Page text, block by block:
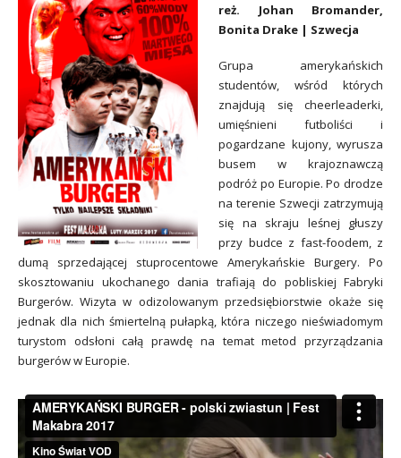
reż. Johan Bromander,
Bonita Drake | Szwecja
Grupa amerykańskich
studentów, wśród których
znajdują się cheerleaderki,
umięśnieni futboliści i
pogardzane kujony, wyrusza
busem w krajoznawczą
podróż po Europie. Po drodze
na terenie Szwecji zatrzymują
się na skraju leśnej głuszy
przy budce z fast-foodem, z
dumą sprzedającej stuprocentowe Amerykańskie Burgery. Po
skosztowaniu ukochanego dania trafiają do pobliskiej Fabryki
Burgerów. Wizyta w odizolowanym przedsiębiorstwie okaże się
jednak dla nich śmiertelną pułapką, która niczego nieświadomym
turystom odsłoni całą prawdę na temat metod przyrządzania
burgerów w Europie.